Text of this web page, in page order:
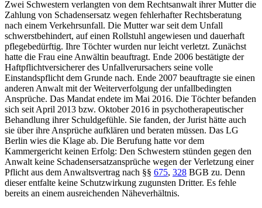
Zwei Schwestern verlangten von dem Rechtsanwalt ihrer Mutter die
Zahlung von Schadensersatz wegen fehlerhafter Rechtsberatung
nach einem Verkehrsunfall. Die Mutter war seit dem Unfall
schwerstbehindert, auf einen Rollstuhl angewiesen und dauerhaft
pflegebedürftig. Ihre Töchter wurden nur leicht verletzt. Zunächst
hatte die Frau eine Anwältin beauftragt. Ende 2006 bestätigte der
Haftpflichtversicherer des Unfallverursachers seine volle
Einstandspflicht dem Grunde nach. Ende 2007 beauftragte sie einen
anderen Anwalt mit der Weiterverfolgung der unfallbedingten
Ansprüche. Das Mandat endete im Mai 2016. Die Töchter befanden
sich seit April 2013 bzw. Oktober 2016 in psychotherapeutischer
Behandlung ihrer Schuldgefühle. Sie fanden, der Jurist hätte auch
sie über ihre Ansprüche aufklären und beraten müssen. Das LG
Berlin wies die Klage ab. Die Berufung hatte vor dem
Kammergericht keinen Erfolg: Den Schwestern stünden gegen den
Anwalt keine Schadensersatzansprüche wegen der Verletzung einer
Pflicht aus dem Anwaltsvertrag nach §§ 675, 328 BGB zu. Denn
dieser entfalte keine Schutzwirkung zugunsten Dritter. Es fehle
bereits an einem ausreichenden Näheverhältnis.